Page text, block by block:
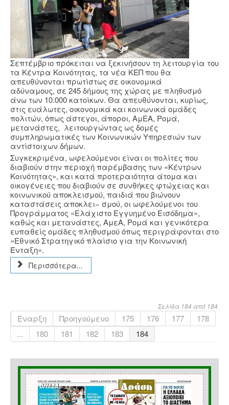
Σεπτέμβριο πρόκειται να ξεκινήσουν τη λειτουργία του
τα Κέντρα Κοινότητας, τα νέα ΚΕΠ που θα
απευθύνονται πρωτίστως σε οικονομικά
αδύναμους, σε 245 δήμους της χώρας με πληθυσμό
άνω των 10.000 κατοίκων. Θα απευθύνονται, κυρίως,
στις ευάλωτες, οικονομικά και κοινωνικά ομάδες
πολιτών, όπως άστεγοι, άποροι, ΑμΕΑ, Ρομά,
μετανάστες, λειτουργώντας ως δομές
συμπληρωματικές των Κοινωνικών Υπηρεσιών των
αντίστοιχων δήμων.
Συγκεκριμένα, ωφελούμενοι είναι οι πολίτες που
διαβιούν στην περιοχή παρέμβασης των «Κέντρων
Κοινότητας», και κατά προτεραιότητα άτομα και
οικογένειες που διαβιούν σε συνθήκες φτώχειας και
κοινωνικού αποκλεισμού, παιδιά που βιώνουν
καταστάσεις αποκλει− σμού, οι ωφελούμενοι του
Προγράμματος «Ελάχιστο Εγγυημένο Εισόδημα»,
καθώς και μετανάστες, ΑμεΑ, Ρομά και γενικότερα
ευπαθείς ομάδες πληθυσμού όπως περιγράφονται στο
«Εθνικό Στρατηγικό πλαίσιο για την Κοινωνική
Ένταξη».
Περισσότερα...
Σελίδα 184 από 184
Έναρξη Προηγούμενο 175 176 177
178
...
180 181 182 183 184